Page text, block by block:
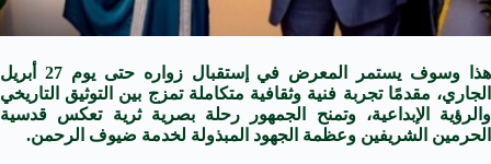
هذا وسوف يستمر المعرض في إستقبال زواره حتى يوم 27 أبريل
الجاري، مقدمًا تجربة فنية وثقافية متكاملة تمزج بين التوثيق التاريخي
والرؤية الإبداعية، وتمنح الجمهور رحلة بصرية ثرية تعكس قدسية
الحرمين الشريفين وعظمة الجهود المبذولة لخدمة ضيوف الرحمن.